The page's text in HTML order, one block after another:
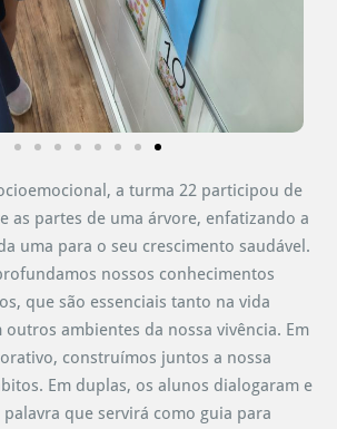
a turma 22 participou de
as partes de uma árvore, enfatizando a
uma para o seu crescimento saudável.
nossos conhecimentos
que são essenciais tanto na vida
ambientes da nossa vivência. Em
construímos juntos a nossa
Em duplas, os alunos dialogaram e
que servirá como guia para